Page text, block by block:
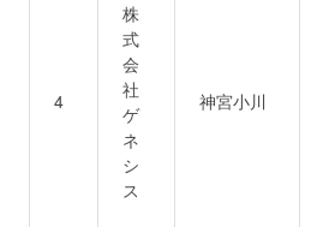
4
株
式
会
社
ゲ
ネ
シ
ス
神宮小川